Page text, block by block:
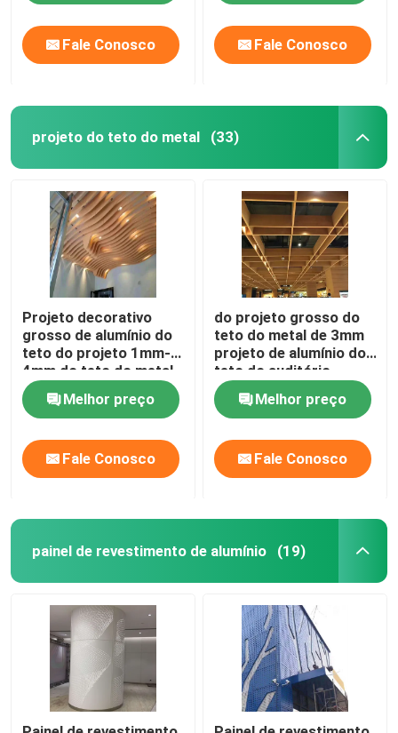
Fale Conosco Fale Conosco
projeto do teto do metal (33)
Projeto decorativo
grosso de alumínio do
teto do projeto 1mm-
4mm do teto do metal
do defletor da onda
Melhor preço
Fale Conosco
do projeto grosso do
teto do metal de 3mm
projeto de alumínio do
teto do auditório
Melhor preço
Fale Conosco
painel de revestimento de alumínio (19)